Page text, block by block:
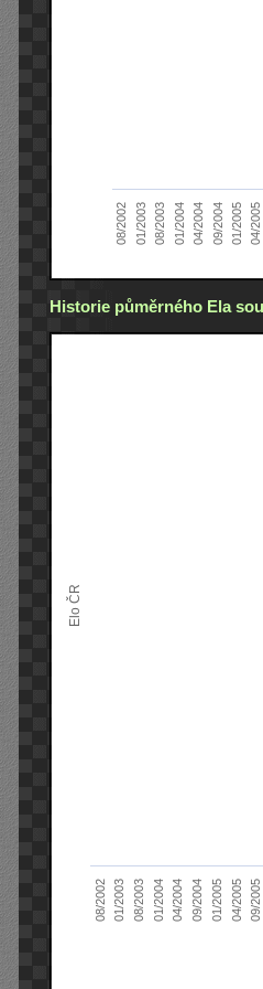
08/2002 01/2003 08/2003 01/2004 04/2004 09/2004 01/2005 04/2005
Historie půměrného Ela
Elo ČR
08/2002 01/2003 08/2003 01/2004 04/2004 09/2004 01/2005 04/2005 09/2005